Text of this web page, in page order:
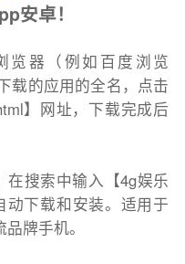
安卓！
览器（例如百度浏览
载的应用的全名，点击
】网址，下载完成后
在搜索中输入【4g娱乐
动下载和安装。适用于
牌手机。